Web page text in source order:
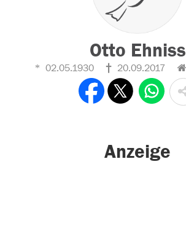
Otto Ehniss
02.05.1930 20.09.2017
Anzeige